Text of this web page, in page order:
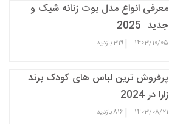
معرفی انواع مدل بوت زنانه شیک و
جدید 2025
1403/10/05
|
319بازدید
پرفروش ترین لباس های کودک برند
زارا در 2024
1403/08/21
|
816بازدید